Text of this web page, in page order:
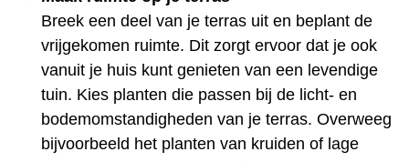
Breek een deel van je terras uit en beplant de
vrijgekomen ruimte. Dit zorgt ervoor dat je ook
vanuit je huis kunt genieten van een levendige
tuin. Kies planten die passen bij de licht- en
bodemomstandigheden van je terras. Overweeg
bijvoorbeeld het planten van kruiden of lage